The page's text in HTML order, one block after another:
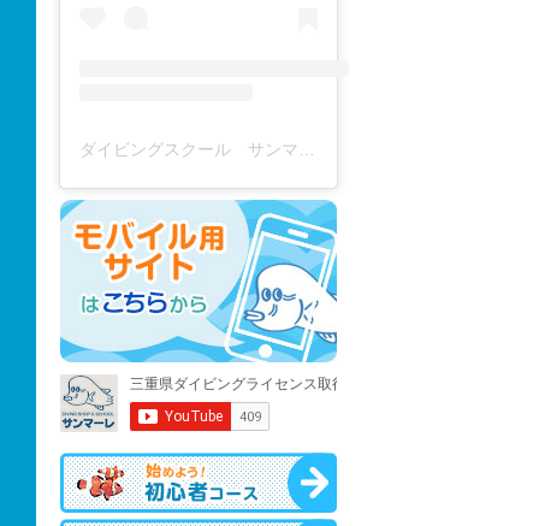
ダイビングスクール サンマーレ / diving school(@diving_school_sanmare)がシェアした投稿